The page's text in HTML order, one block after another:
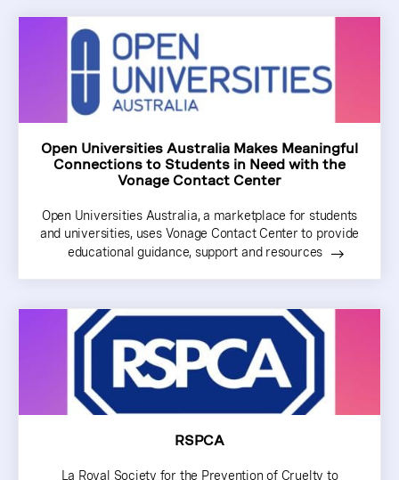
Open Universities Australia Makes Meaningful
Connections to Students in Need with the
Vonage Contact Center
Open Universities Australia, a marketplace for students
and universities, uses Vonage Contact Center to provide
educational guidance, support and resources
RSPCA
La Royal Society for the Prevention of Cruelty to